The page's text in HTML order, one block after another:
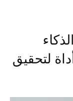
لتحقيق